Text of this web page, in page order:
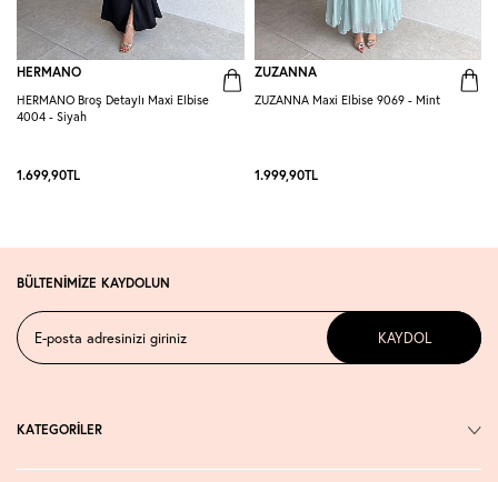
HERMANO
HERMANO Broş Detaylı Maxi Elbise
4004 - Siyah
1.699,90TL
ZUZANNA
ZUZANNA Maxi Elbise 9069 - Mint
1.999,90TL
BÜLTENİMİZE KAYDOLUN
KAYDOL
KATEGORİLER